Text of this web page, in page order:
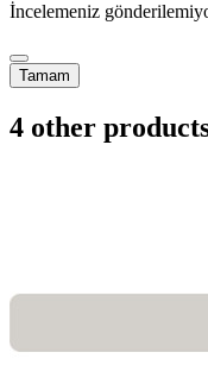
İncelemeniz
Tamam
4 other